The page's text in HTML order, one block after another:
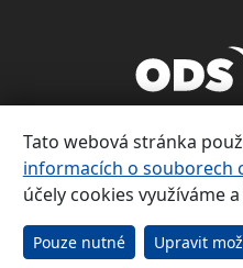
Občanská
Tato webová stránka
informacích o souborech
účely cookies využíváme
Pouze nutné Upravit